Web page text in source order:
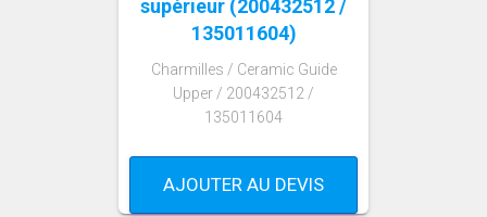
supérieur (200432512 /
135011604)
Charmilles / Ceramic Guide
Upper / 200432512 /
135011604
AJOUTER AU DEVIS